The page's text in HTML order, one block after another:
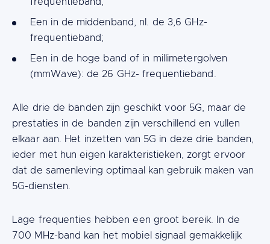
Een in de middenband, nl. de 3,6 GHz-
frequentieband;
Een in de hoge band of in millimetergolven
(mmWave): de 26 GHz- frequentieband.
Alle drie de banden zijn geschikt voor 5G, maar de
prestaties in de banden zijn verschillend en vullen
elkaar aan. Het inzetten van 5G in deze drie banden,
ieder met hun eigen karakteristieken, zorgt ervoor
dat de samenleving optimaal kan gebruik maken van
5G-diensten.
Lage frequenties hebben een groot bereik. In de
700 MHz-band kan het mobiel signaal gemakkelijk